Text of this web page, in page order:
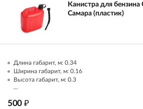
Канистра для бензина
Самара (пластик)
Длина габарит, м: 0.34
Ширина габарит, м: 0.16
Высота габарит, м: 0.3
...
500 ₽